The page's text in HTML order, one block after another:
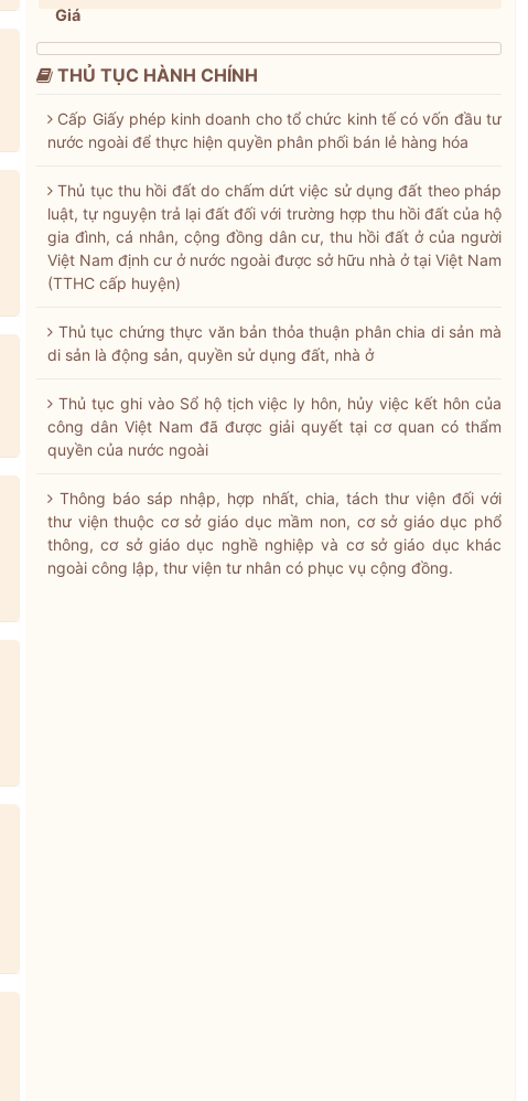
Giá
THỦ TỤC HÀNH CHÍNH
Cấp Giấy phép kinh doanh cho tổ chức kinh tế có vốn đầu tư
nước ngoài để thực hiện quyền phân phối bán lẻ hàng hóa
Thủ tục thu hồi đất do chấm dứt việc sử dụng đất theo pháp
luật, tự nguyện trả lại đất đối với trường hợp thu hồi đất của hộ
gia đình, cá nhân, cộng đồng dân cư, thu hồi đất ở của người
Việt Nam định cư ở nước ngoài được sở hữu nhà ở tại Việt Nam
(TTHC cấp huyện)
Thủ tục chứng thực văn bản thỏa thuận phân chia di sản mà
di sản là động sản, quyền sử dụng đất, nhà ở
Thủ tục ghi vào Sổ hộ tịch việc ly hôn, hủy việc kết hôn của
công dân Việt Nam đã được giải quyết tại cơ quan có thẩm
quyền của nước ngoài
Thông báo sáp nhập, hợp nhất, chia, tách thư viện đối với
thư viện thuộc cơ sở giáo dục mầm non, cơ sở giáo dục phổ
thông, cơ sở giáo dục nghề nghiệp và cơ sở giáo dục khác
ngoài công lập, thư viện tư nhân có phục vụ cộng đồng.